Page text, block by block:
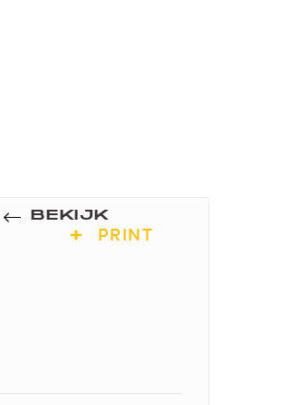
BEKIJK
PRINT